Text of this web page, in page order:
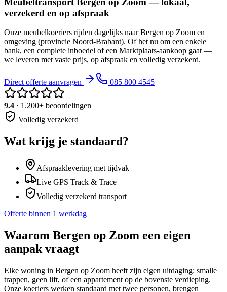
verzekerd en op afspraak
Onze meubelkoeriers rijden dagelijks naar Bergen op Zoom en
omgeving (provincie Noord-Brabant). Of het nu om een enkele
bank, een complete inboedel of een Marktplaats-aankoop gaat —
we leveren met vaste prijs, op afspraak en volledig verzekerd.
Direct offerte aanvragen 085 800 4545
9.4 · 1.200+ beoordelingen
Volledig verzekerd
Wat krijg je standaard?
Afspraaklevering met tijdvak
Live GPS Track & Trace
Volledig verzekerd transport
Offerte binnen 1 werkdag
Waarom Bergen op Zoom een eigen
aanpak vraagt
Elke woning in Bergen op Zoom heeft zijn eigen uitdaging: smalle
trappen, geen lift, of een appartement op de bovenste verdieping.
Onze koeriers werken standaard met twee personen, brengen